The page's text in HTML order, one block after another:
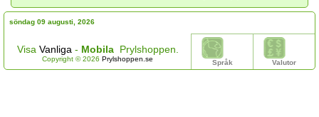
söndag 09 augusti, 2026
Visa Vanliga - MobilaPrylshoppen.
Copyright © 2026 Prylshoppen.se Språk Valutor